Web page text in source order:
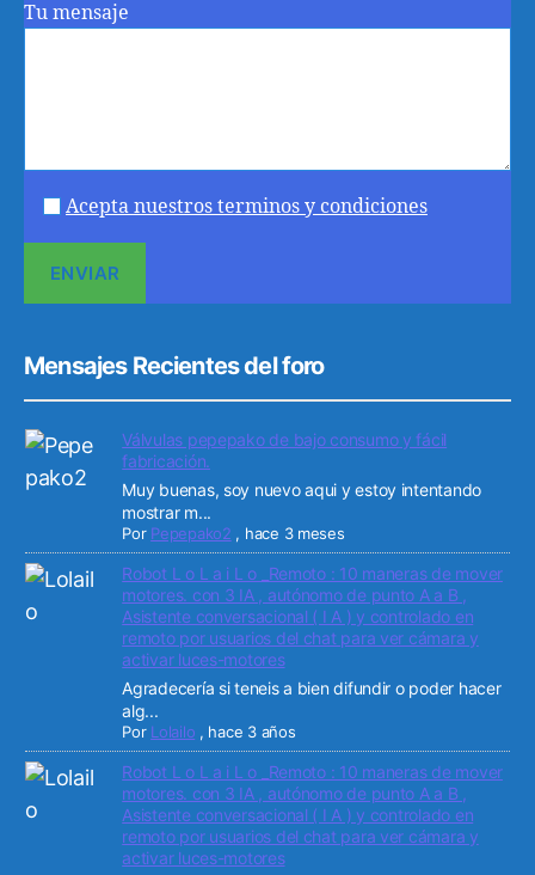
Tu mensaje
Acepta nuestros terminos y condiciones
Mensajes Recientes del foro
Válvulas pepepako de bajo consumo y fácil
fabricación.
Muy buenas, soy nuevo aqui y estoy intentando
mostrar m...
Por Pepepako2 , hace 3 meses
Robot L o L a i L o _Remoto : 10 maneras de mover
motores. con 3 IA , autónomo de punto A a B ,
Asistente conversacional ( I A ) y controlado en
remoto por usuarios del chat para ver cámara y
activar luces-motores
Agradecería si teneis a bien difundir o poder hacer
alg...
Por Lolailo , hace 3 años
Robot L o L a i L o _Remoto : 10 maneras de mover
motores. con 3 IA , autónomo de punto A a B ,
Asistente conversacional ( I A ) y controlado en
remoto por usuarios del chat para ver cámara y
activar luces-motores